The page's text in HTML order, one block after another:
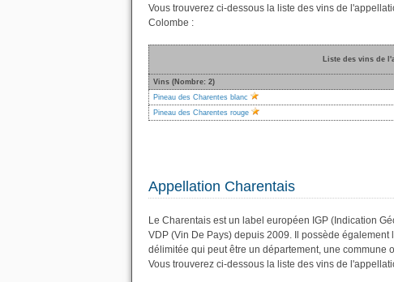
Vous trouverez ci-dessous la liste des vins de
Colombe :
Liste des vins de
Vins (Nombre: 2)
Pineau des Charentes blanc
Pineau des Charentes rouge
Appellation Charentais
Le Charentais est un label européen IGP (Indication
VDP (Vin De Pays) depuis 2009. Il possède également
délimitée qui peut être un département, une commune
Vous trouverez ci-dessous la liste des vins de